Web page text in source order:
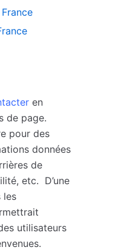
en
de page.
pour des
données
de
etc. D’une
les
utilisateurs